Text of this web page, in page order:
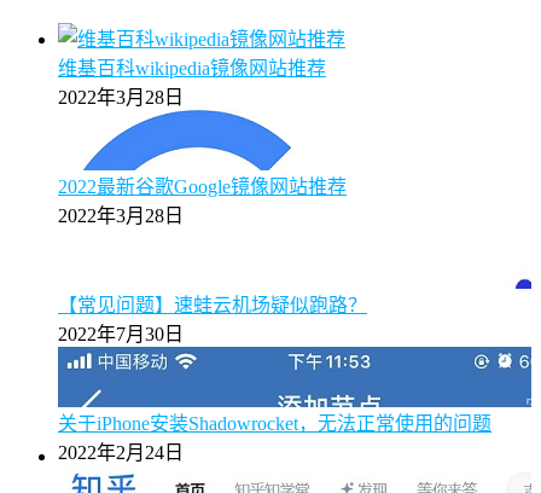
维基百科wikipedia镜像网站推荐
2022年3月28日
2022最新谷歌Google镜像网站推荐
2022年3月28日
【常见问题】速蛙云机场疑似跑路？
2022年7月30日
关于iPhone安装Shadowrocket，无法正常使用的问题
2022年2月24日